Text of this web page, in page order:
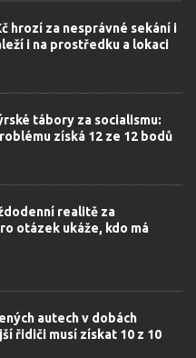
hrozí za nesprávné sekání i
i na prostředku a lokaci
tábory za socialismu:
získá 12 ze 12 bodů
realitě za
otázek ukáže, kdo má
autech v dobách
řidiči musí získat 10 z 10